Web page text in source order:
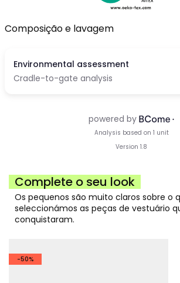
Composição e lavagem
Complete o seu look
Os pequenos são muito claros sobre o
seleccionámos as peças de vestuário
conquistaram.
-50%